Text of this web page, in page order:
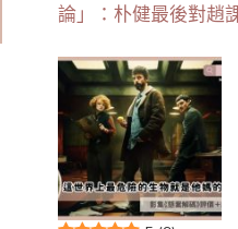
論」：朴健最後對趙